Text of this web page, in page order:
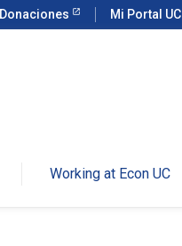
Donaciones Mi Portal UC
Working at Econ UC